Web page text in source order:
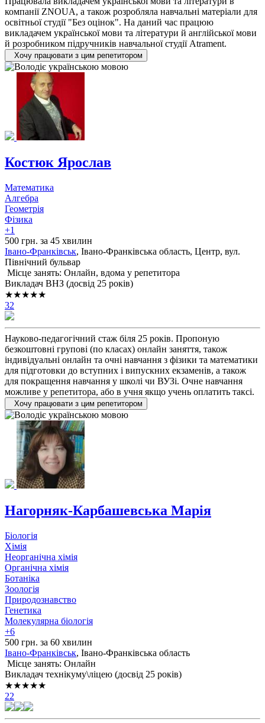
компанії ZNOUA, а також розробляла навчальні матеріали для
освітньої студії "Без оцінок". На даний час працюю
викладачем української мови та літератури й англійської мови
й розробником підручників навчальної студії Atrament.
Хочу працювати з цим репетитором
Костюк Ярослав
Математика
Алгебра
Геометрія
Фізика
+1
500 грн. за 45 хвилин
Івано-Франківськ, Івано-Франківська область, Центр, вул.
Північний бульвар
Місце занять: Онлайн, вдома у репетитора
Викладач ВНЗ (досвід 25 років)
★★★★★
32
Науково-педагогічний стаж біля 25 років. Пропоную
безкоштовні групові (по класах) онлайн заняття, також
індивідуальні онлайн та очні навчання з фізики та математики
для підготовки до вступних і випускних екзаменів, а також
для покращення навчання у школі чи ВУЗі. Очне навчання
можливе у репетитора, або в учня якщо учень оплатить таксі.
Хочу працювати з цим репетитором
Нагорняк-Карбашевська Марія
Біологія
Хімія
Неорганічна хімія
Органічна хімія
Ботаніка
Зоологія
Природознавство
Генетика
Молекулярна біологія
+6
500 грн. за 60 хвилин
Івано-Франківськ, Івано-Франківська область
Місце занять: Онлайн
Викладач технікуму\ліцею (досвід 25 років)
★★★★★
22